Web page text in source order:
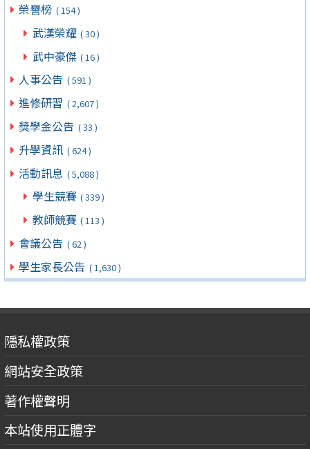
榮譽榜 ( 154 )
武漢榮耀 ( 30 )
武中豪傑 ( 16 )
人事公告 ( 591 )
進修研習 ( 2,607 )
獎學金公告 ( 33 )
升學資訊 ( 624 )
活動訊息 ( 5,088 )
學生競賽 ( 339 )
教師競賽 ( 113 )
會議公告 ( 62 )
學生家長公告 ( 1,630 )
隱私權政策
網站安全政策
著作權聲明
本站使用正體字